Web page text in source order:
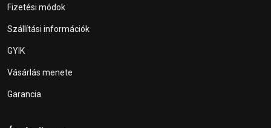
Fizetési módok
Szállítási információk
GYIK
Vásárlás menete
Garancia